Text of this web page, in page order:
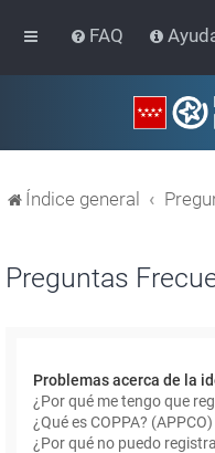
FAQ
Índice general
Preguntas
Problemas acerca de la
¿Por qué me tengo que
¿Qué es COPPA? (APPCO)
¿Por qué no puedo